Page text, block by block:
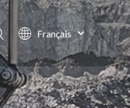
Français
English
العربية
Pусский
Español